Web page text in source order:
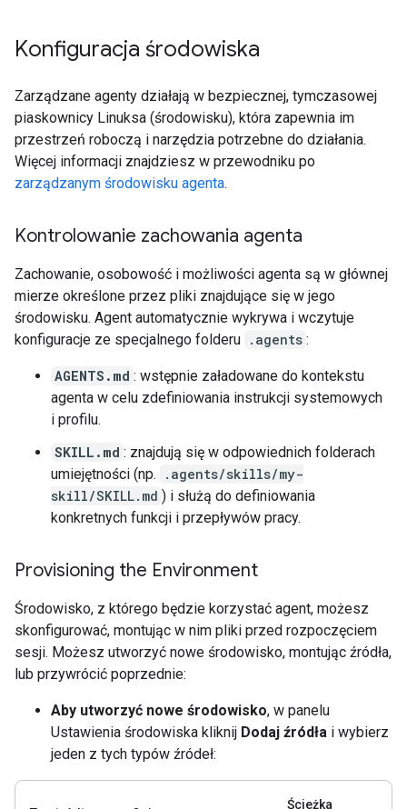
Konfiguracja środowiska
Zarządzane agenty działają w bezpiecznej, tymczasowej
piaskownicy Linuksa (środowisku), która zapewnia im
przestrzeń roboczą i narzędzia potrzebne do działania.
Więcej informacji znajdziesz w przewodniku po
zarządzanym środowisku agenta.
Kontrolowanie zachowania agenta
Zachowanie, osobowość i możliwości agenta są w głównej
mierze określone przez pliki znajdujące się w jego
środowisku. Agent automatycznie wykrywa i wczytuje
konfiguracje ze specjalnego folderu .agents :
AGENTS.md : wstępnie załadowane do kontekstu
agenta w celu zdefiniowania instrukcji systemowych
i profilu.
SKILL.md : znajdują się w odpowiednich folderach
umiejętności (np.
.agents/skills/my-
skill/SKILL.md ) i służą do definiowania
konkretnych funkcji i przepływów pracy.
Provisioning the Environment
Środowisko, z którego będzie korzystać agent, możesz
skonfigurować, montując w nim pliki przed rozpoczęciem
sesji. Możesz utworzyć nowe środowisko, montując źródła,
lub przywrócić poprzednie:
Aby utworzyć nowe środowisko, w panelu
Ustawienia środowiska kliknij Dodaj źródła i wybierz
jeden z tych typów źródeł:
Ścieżka